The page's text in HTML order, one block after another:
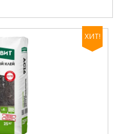
ХИТ!